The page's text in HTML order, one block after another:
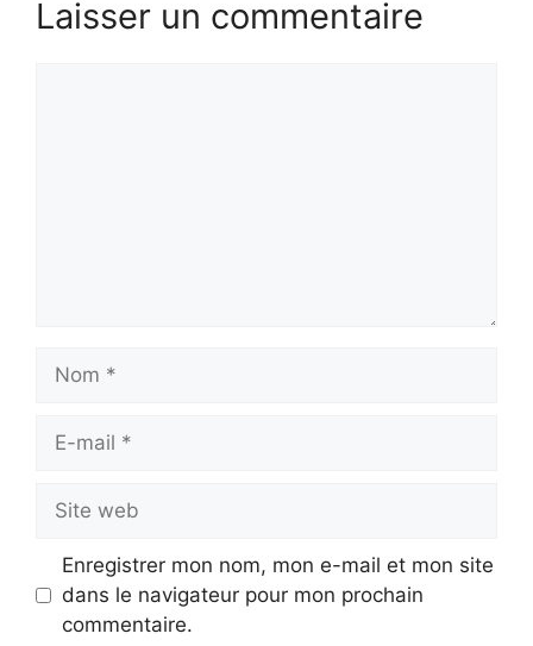
Laisser un commentaire
Nom
Site
web
Enregistrer mon nom, mon e-mail et mon site
dans le navigateur pour mon prochain
commentaire.